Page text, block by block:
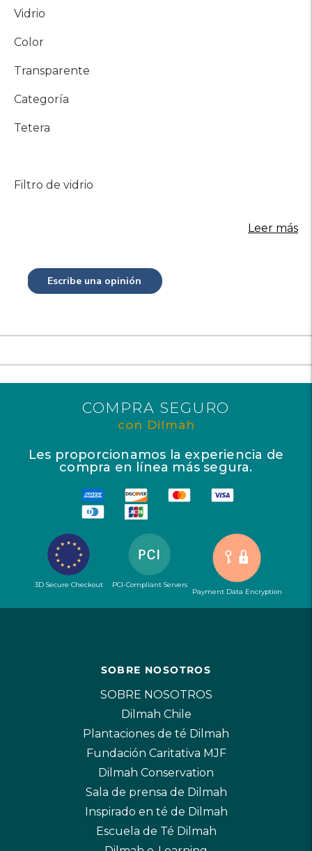
Vidrio
Color
Transparente
Categoría
Tetera
Filtro de vidrio
Leer más
Escribe una opinión
COMPRA SEGURO
con Dilmah
Les proporcionamos la experiencia de
compra en línea más segura.
3D Secure Checkout
PCI-Compliant Servers
Payment Data Encryption
SOBRE NOSOTROS
SOBRE NOSOTROS
Dilmah Chile
Plantaciones de té Dilmah
Fundación Caritativa MJF
Dilmah Conservation
Sala de prensa de Dilmah
Inspirado en té de Dilmah
Escuela de Té Dilmah